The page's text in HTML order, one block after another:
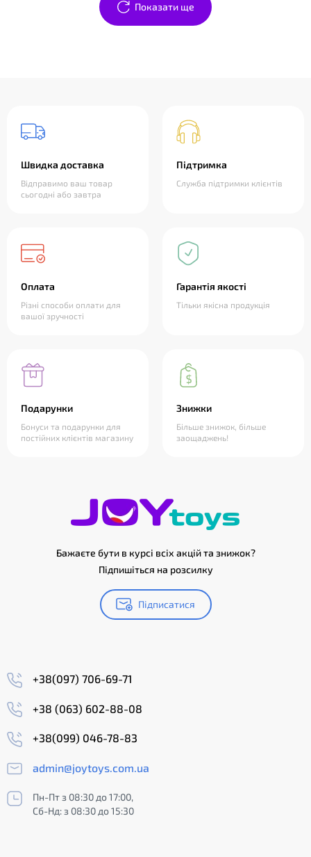
Показати ще
Швидка доставка
Відправимо ваш товар
сьогодні або завтра
Підтримка
Служба підтримки клієнтів
Оплата
Різні способи оплати для
вашої зручності
Гарантія якості
Тільки якісна продукція
Подарунки
Бонуси та подарунки для
постійних клієнтів магазину
Знижки
Більше знижок, більше
заощаджень!
Бажаєте бути в курсі всіх акцій та знижок?
Підпишіться на розсилку
Підписатися
+38(097) 706-69-71
+38 (063) 602-88-08
+38(099) 046-78-83
admin@joytoys.com.ua
Пн-Пт з 08:30 до 17:00,
Сб-Нд: з 08:30 до 15:30